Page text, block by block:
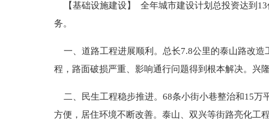
【基础设施建设】 全年城市建设计划总投资达到
务。
一、道路工程进展顺利。总长7.8公里的泰山路改造
程，路面破损严重、影响通行问题得到根本解决。兴
二、民生工程稳步推进。68条小街小巷整治和15万
方便，居住环境不断改善。泰山、双兴等街路亮化工